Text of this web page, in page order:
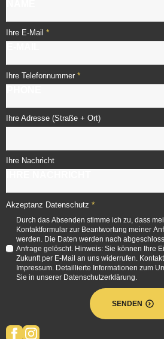
Ihre E-Mail *
Ihre Telefonnummer *
Ihre Adresse (Straße + Ort)
Ihre Nachricht
Akzeptanz Datenschutz *
Durch das Absenden stimme ich zu, dass
Kontaktformular zur Beantwortung meiner
werden. Die Daten werden nach
Anfrage gelöscht. Hinweis: Sie können Ihre
Zukunft per E-Mail an uns widerrufen.
Impressum. Detaillierte Informationen zum
Sie in unserer Datenschutzerklärung.
SENDEN